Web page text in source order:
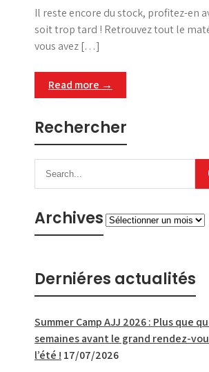
Il reste encore du stock, profitez-en
soit trop tard ! Retrouvez tout le
vous avez […]
Read more →
Rechercher
ArchivesArchives
Derniéres actualités
Summer Camp AJJ 2026 : Plus que
semaines avant le grand rendez-
l’été ! 17/07/2026